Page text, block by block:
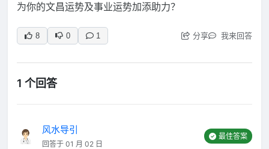
为你的文昌运势及事业运势加添助力？
8 0 1 分享 我来回答
1 个回答
风水导引
回答于 01 月 02 日
最佳答案